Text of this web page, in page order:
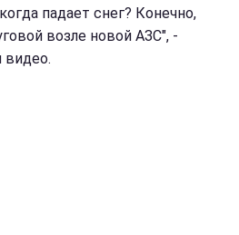
падает снег? Конечно,
возле новой АЗС", -
видео.